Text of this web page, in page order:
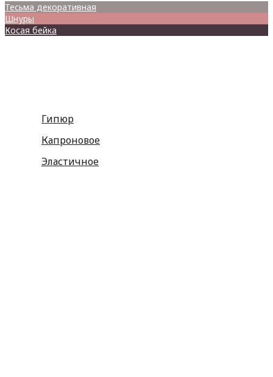
Тесьма декоративная
Шнуры
Косая бейка
Гипюр
Капроновое
Эластичное